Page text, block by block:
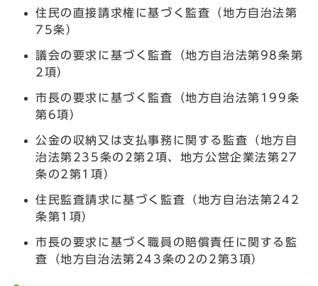
住民の直接請求権に基づく監査（地方自治法第
75条）
議会の要求に基づく監査（地方自治法第98条第
2項）
市長の要求に基づく監査（地方自治法第199条
第6項）
公金の収納又は支払事務に関する監査（地方自
治法第235条の2第2項、地方公営企業法第27
条の2第1項）
住民監査請求に基づく監査（地方自治法第242
条第1項）
市長の要求に基づく職員の賠償責任に関する監
査（地方自治法第243条の2の2第3項）